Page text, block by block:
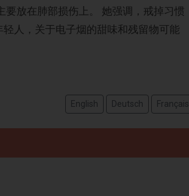
放在肺部损伤上。 她强调，戒掉习惯
人，关于电子烟的甜味和残留物可能
English Deutsch Français